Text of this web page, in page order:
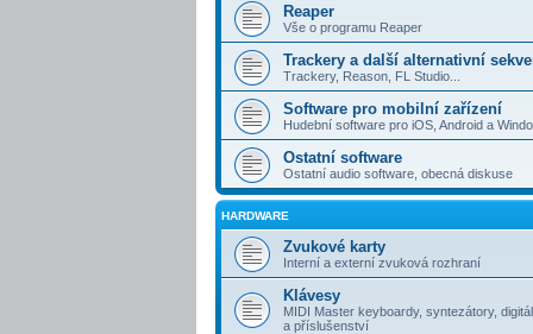
Reaper
Vše o programu Reaper
Trackery a další alternativní
Trackery, Reason, FL Studio...
Software pro mobilní zařízení
Hudební software pro iOS, Android a
Ostatní software
Ostatní audio software, obecná diskuse
HARDWARE
Zvukové karty
Interní a externí zvuková rozhraní
Klávesy
MIDI Master keyboardy, syntezátory,
a příslušenství